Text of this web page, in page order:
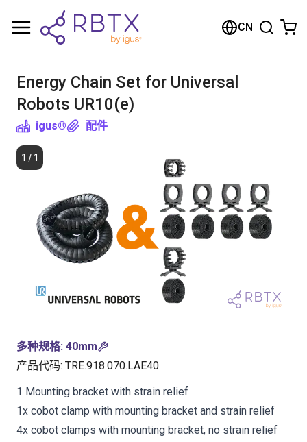
CN
Energy Chain Set for Universal
Robots UR10(e)
igus® 配件
1 / 1
多种规格: 40mm
产品代码: TRE.918.070.LAE40
1 Mounting bracket with strain relief
1x cobot clamp with mounting bracket and strain relief
4x cobot clamps with mounting bracket, no strain relief
购物车
浏览商店